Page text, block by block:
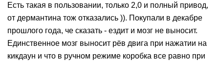
Есть такая в пользовании, только 2,0 и полный привод,
от дермантина тож отказались )). Покупали в декабре
прошлого года, че сказать - ездит и мозг не выносит.
Единственное мозг выносит рёв двига при нажатии на
кикдаун и что в ручном режиме коробка все равно при